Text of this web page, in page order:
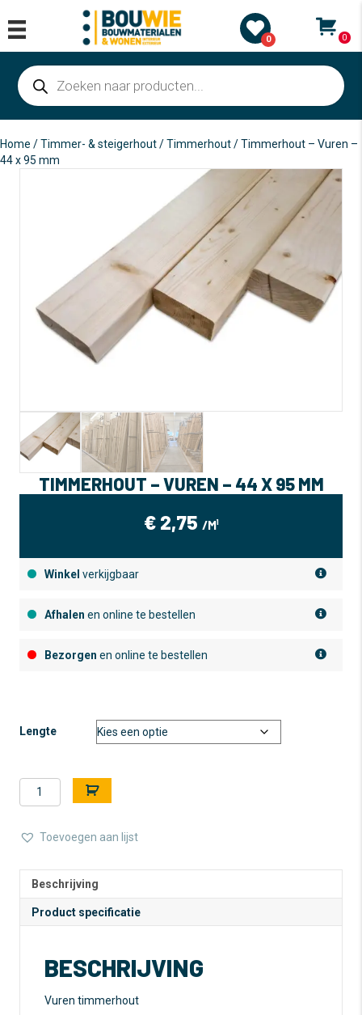
0 0
Producten
zoeken
Home /Timmer- & steigerhout/Timmerhout/ Timmerhout – Vuren –
44 x 95 mm
TIMMERHOUT – VUREN – 44 X 95 MM
€2,75 /M¹
Winkel verkijgbaar
Afhalen en online te bestellen
Bezorgen en online te bestellen
Lengte
Timmerhout
-
-
mm
aantal
l
e
n
t
i
:
Toevoegen aan lijst
Beschrijving
Product specificatie
BESCHRIJVING
Vuren timmerhout